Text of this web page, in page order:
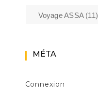
Voyage ASSA(11)
MÉTA
Connexion